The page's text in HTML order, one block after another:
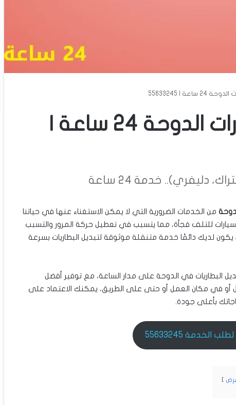
| 55633245
تبديل بطاريات سيارات الدوحة 24 ساعة |
دليفري).. خدمة 24 ساعة
من الخدمات الضرورية التي لا يمكن الاستغناء عنها في حياتنا
للتلف فجأة، مما يتسبب في تعطيل حركة المرور والتسبب
لديك دائمًا خدمة متنقلة موثوقة لتبديل البطاريات بسرعة
البطاريات في الدوحة على مدار الساعة، مع توفير أفضل
أو في مكان العمل أو حتى على الطريق، يمكنك الاعتماد على
بأعلى جودة.
الخدمة 55633245